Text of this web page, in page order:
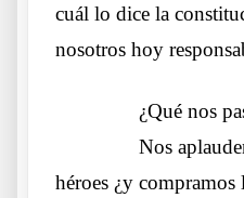
cuál lo dice la
nosotros hoy
¿Qué nos
Nos
héroes ¿y compramos